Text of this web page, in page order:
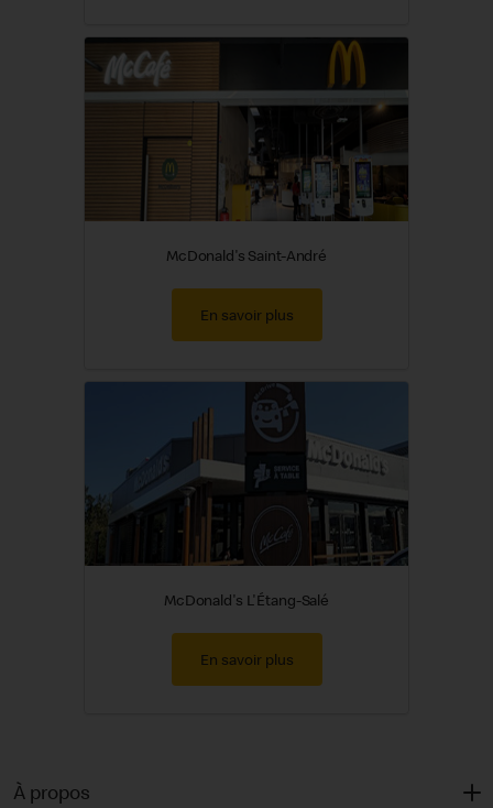
McDonald's Saint-André
En savoir plus
McDonald's L'Étang-Salé
En savoir plus
À propos